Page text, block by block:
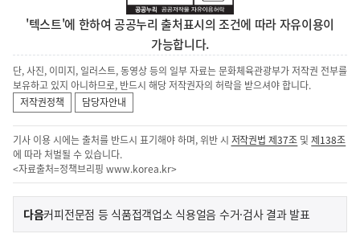
'텍스트'에 한하여 공공누리 출처표시의 조건에 따라 자유이용이
가능합니다.
단, 사진, 이미지, 일러스트, 동영상 등의 일부 자료는 문화체육관광부가 저작권 전부를
보유하고 있지 아니하므로, 반드시 해당 저작권자의 허락을 받으셔야 합니다.
저작권정책
담당자안내
기사 이용 시에는 출처를 반드시 표기해야 하며, 위반 시 저작권법 제37조 및제138조
에 따라 처벌될 수 있습니다.
<자료출처=정책브리핑 www.korea.kr>
이
전
다음기
커피전문점 등 식품접객업소 식용얼음 수거·검사 결과 발표